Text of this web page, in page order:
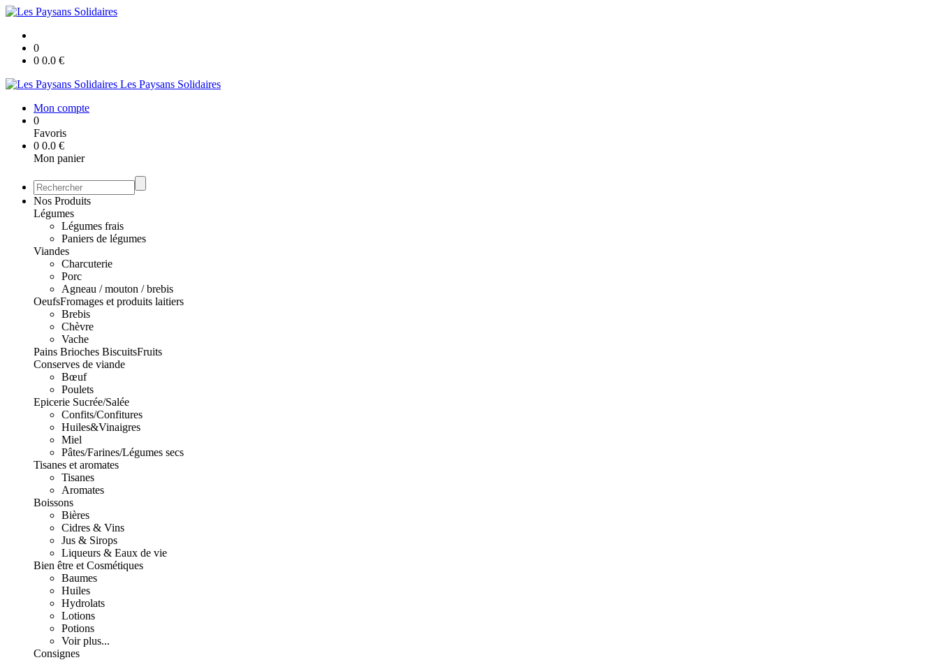
0
0 0.0 €
Les Paysans Solidaires
Mon compte
0
Favoris
0 0.0 €
Mon panier
Nos Produits
Légumes
Légumes frais
Paniers de légumes
Viandes
Charcuterie
Porc
Agneau / mouton / brebis
OeufsFromages et produits laitiers
Brebis
Chèvre
Vache
Pains Brioches BiscuitsFruits
Conserves de viande
Bœuf
Poulets
Epicerie Sucrée/Salée
Confits/Confitures
Huiles&Vinaigres
Miel
Pâtes/Farines/Légumes secs
Tisanes et aromates
Tisanes
Aromates
Boissons
Bières
Cidres & Vins
Jus & Sirops
Liqueurs & Eaux de vie
Bien être et Cosmétiques
Baumes
Huiles
Hydrolats
Lotions
Potions
Voir plus...
Consignes